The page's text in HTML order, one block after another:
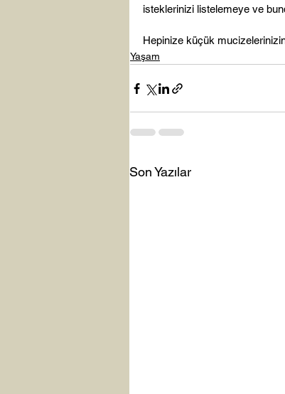
isteklerinizi listelemeye ve
Hepinize küçük
Yaşam
Son Yazılar